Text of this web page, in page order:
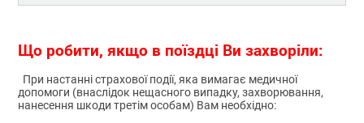
Що робити, якщо в поїздці Ви захворіли:
При настанні страхової події, яка вимагає медичної
допомоги (внаслідок нещасного випадку, захворювання,
нанесення шкоди третім особам) Вам необхідно: